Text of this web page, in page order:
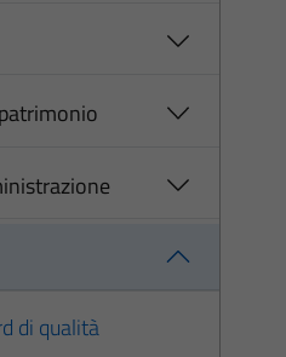
di qualità